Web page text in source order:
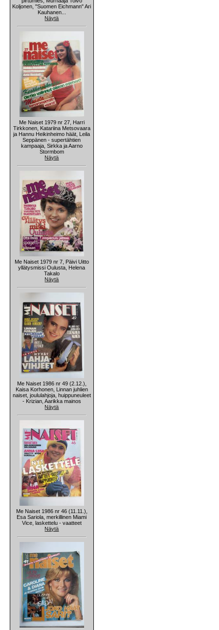
Koljonen, "Suomen Eichmann" Ari
Kauhanen...
Näytä
Me Naiset 1979 nr 27, Harri
Tirkkonen, Katariina Metsovaara
ja Hannu Heikinheimo häät, Leila
Seppänen - supertähtien
kampaaja, Sirkka ja Aarno
Stormbom
Näytä
Me Naiset 1979 nr 7, Päivi Uitto
yllätysmissi Oulusta, Helena
Takalo
Näytä
Me Naiset 1986 nr 49 (2.12.),
Kaisa Korhonen, Linnan juhlien
naiset, joululahjoja, huippuneuleet
- Krizian, Aarikka mainos
Näytä
Me Naiset 1986 nr 46 (11.11.),
Esa Sariola, merkillinen Miami
Vice, laskettelu - vaatteet
Näytä